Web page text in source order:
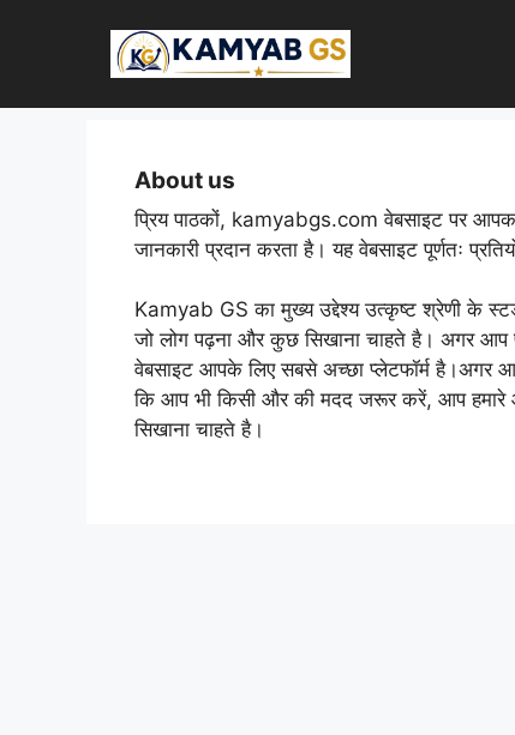
About us
प्रिय पाठकों, kamyabgs.com वेबसाइट पर
जानकारी प्रदान करता है। यह वेबसाइट पूर्णतः
Kamyab GS का मुख्य उद्देश्य उत्कृष्ट श्रेणी के
जो लोग पढ़ना और कुछ सिखाना चाहते है। अगर आप
वेबसाइट आपके लिए सबसे अच्छा प्लेटफॉर्म है।अगर
कि आप भी किसी और की मदद जरूर करें, आप
सिखाना चाहते है।